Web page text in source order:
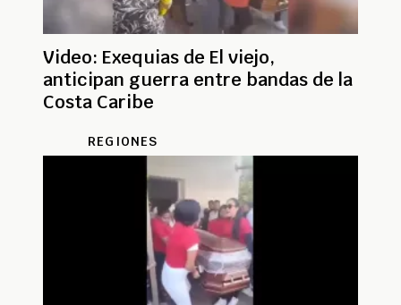
Video: Exequias de El viejo,
anticipan guerra entre bandas de la
Costa Caribe
REGIONES